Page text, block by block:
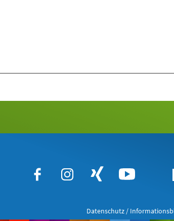
Datenschutz /